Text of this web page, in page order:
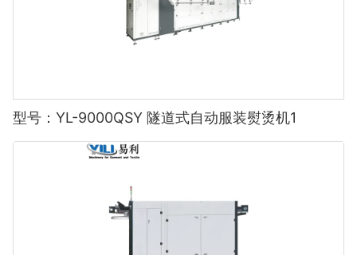
型号：YL-9000QSY 隧道式自动服装熨烫机1